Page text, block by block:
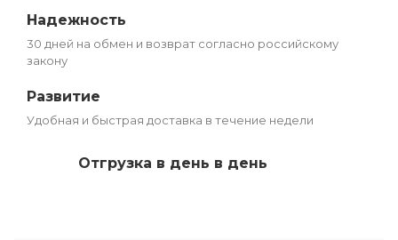
Надежность
30 дней на обмен и возврат согласно российскому
закону
Развитие
Удобная и быстрая доставка в течение недели
Отгрузка в день в день